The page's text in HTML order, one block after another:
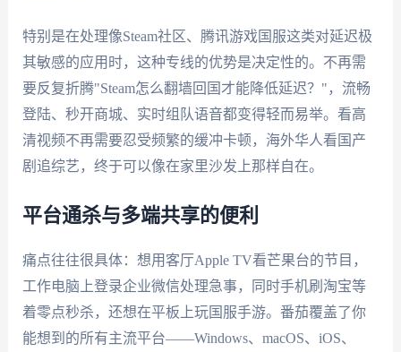
特别是在处理像Steam社区、腾讯游戏国服这类对延迟极
其敏感的应用时，这种专线的优势是决定性的。不再需
要反复折腾"Steam怎么翻墙回国才能降低延迟？"，流畅
登陆、秒开商城、实时组队语音都变得轻而易举。看高
清视频不再需要忍受频繁的缓冲卡顿，海外华人看国产
剧追综艺，终于可以像在家里沙发上那样自在。
平台通杀与多端共享的便利
痛点往往很具体：想用客厅Apple TV看芒果台的节目，
工作电脑上登录企业微信处理急事，同时手机刷淘宝等
着零点秒杀，还想在平板上玩国服手游。番茄覆盖了你
能想到的所有主流平台——Windows、macOS、iOS、